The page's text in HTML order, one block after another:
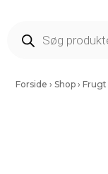
Forside ›Shop ›Frugt